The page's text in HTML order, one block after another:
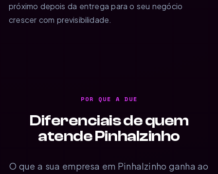
próximo depois da entrega para o seu negócio
crescer com previsibilidade.
POR QUE A DUE
Diferenciais de quem
atende Pinhalzinho
O que a sua empresa em Pinhalzinho ganha ao